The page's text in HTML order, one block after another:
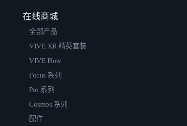
在线商城
全部产品
VIVE XR 精英套装
VIVE Flow
Focus 系列
Pro 系列
Cosmos 系列
配件